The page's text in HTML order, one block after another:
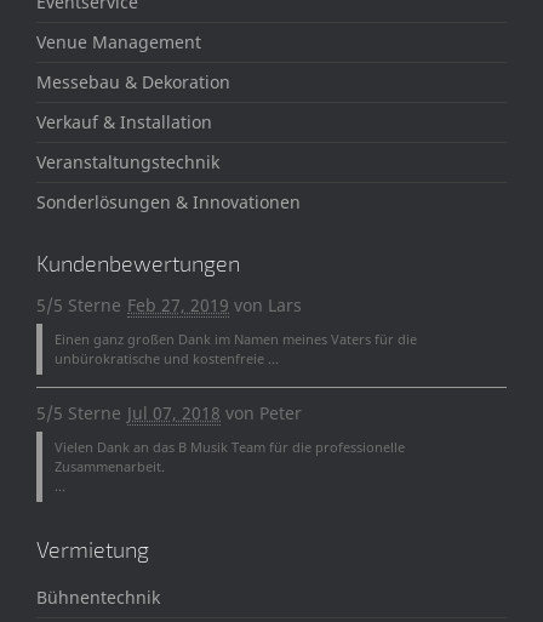
Venue Management
Messebau & Dekoration
Verkauf & Installation
Veranstaltungstechnik
Sonderlösungen & Innovationen
Kundenbewertungen
5/5 Sterne Feb 27, 2019 von Lars
Einen ganz großen Dank im Namen meines Vaters für die
unbürokratische und kostenfreie ...
5/5 Sterne Jul 07, 2018 von Peter
Vielen Dank an das B Musik Team für die professionelle
Zusammenarbeit.
...
Vermietung
Bühnentechnik